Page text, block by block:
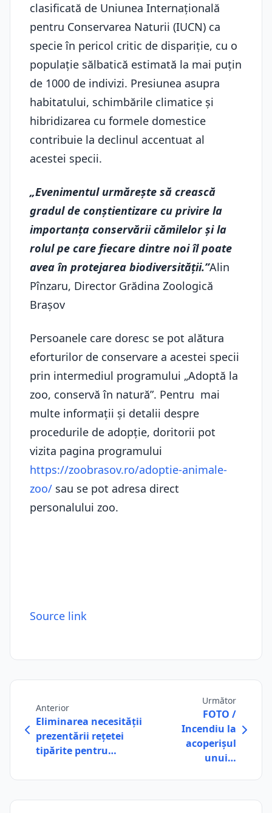
clasificată de Uniunea Internațională
pentru Conservarea Naturii (IUCN) ca
specie în pericol critic de dispariție, cu o
populație sălbatică estimată la mai puțin
de 1000 de indivizi. Presiunea asupra
habitatului, schimbările climatice și
hibridizarea cu formele domestice
contribuie la declinul accentuat al
acestei specii.
„Evenimentul urmărește să crească
gradul de conștientizare cu privire la
importanța conservării cămilelor și la
rolul pe care fiecare dintre noi îl poate
avea în protejarea biodiversității.”Alin
Pînzaru, Director Grădina Zoologică
Brașov
Persoanele care doresc se pot alătura
eforturilor de conservare a acestei specii
prin intermediul programului „Adoptă la
zoo, conservă în natură”. Pentru mai
multe informații și detalii despre
procedurile de adopție, doritorii pot
vizita pagina programului
https://zoobrasov.ro/adoptie-animale-
zoo/ sau se pot adresa direct
personalului zoo.
Source link
Anterior
Eliminarea necesității
prezentării rețetei
tipărite pentru…
Următor
FOTO /
Incendiu la
acoperişul
unui…